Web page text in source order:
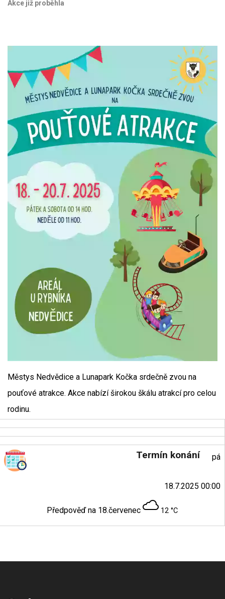
Akce již proběhla
Městys Nedvědice a Lunapark Kočka srdečně zvou na
pouťové atrakce. Akce nabízí širokou škálu atrakcí pro celou
rodinu.
Termín konání pá
18.7.2025 00:00
Předpověď na 18.červenec 12 °C